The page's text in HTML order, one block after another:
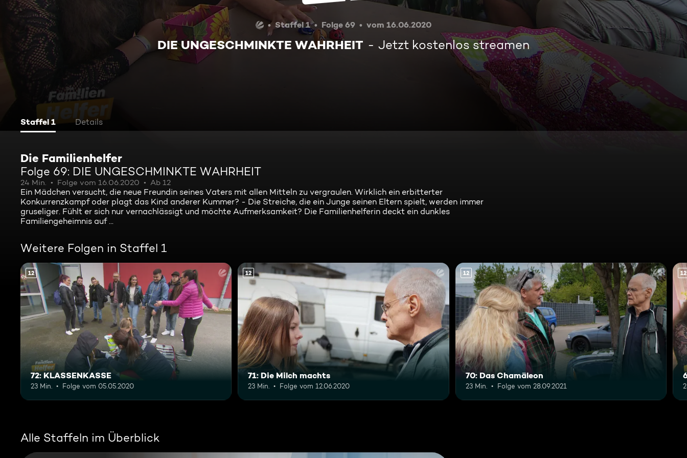
Staffel 1 Folge 69 vom 16.06.2020
DIE UNGESCHMINKTE WAHRHEIT Jetzt kostenlos streamen
Staffel 1 Details
Die Familienhelfer
Folge 69: DIE UNGESCHMINKTE WAHRHEIT
24 Min. Folge vom 16.06.2020 Ab 12
Ein Mädchen versucht, die neue Freundin seines Vaters mit allen Mitteln zu vergraulen. Wirklich ein erbitterter
Konkurrenzkampf oder plagt das Kind anderer Kummer? - Die Streiche, die ein Junge seinen Eltern spielt, werden immer
gruseliger. Fühlt er sich nur vernachlässigt und möchte Aufmerksamkeit? Die Familienhelferin deckt ein dunkles
Familiengeheimnis auf ...
Weitere Folgen in Staffel 1
12
72: KLASSENKASSE
23 Min. Folge vom 05.05.2020
12
71: Die Milch machts
23 Min. Folge vom 12.06.2020
12
70: Das Chamäleon
23 Min. Folge vom 28.09.2021
12
Alle Staffeln im Überblick